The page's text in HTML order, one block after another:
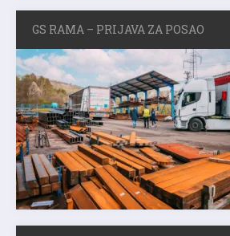
GS RAMA – PRIJAVA ZA POSAO